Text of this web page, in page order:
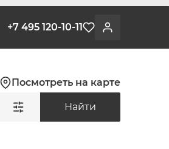
Войти
Избранное
+7 495 120-10-11
Посмотреть на карте
Найти